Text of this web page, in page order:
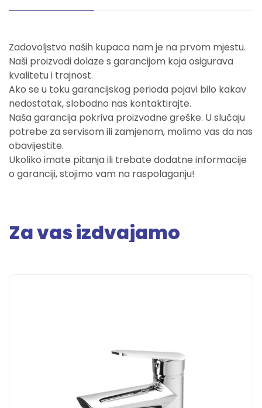
Zadovoljstvo naših kupaca nam je na prvom mjestu.
Naši proizvodi dolaze s garancijom koja osigurava
kvalitetu i trajnost.
Ako se u toku garancijskog perioda pojavi bilo kakav
nedostatak, slobodno nas kontaktirajte.
Naša garancija pokriva proizvodne greške. U slučaju
potrebe za servisom ili zamjenom, molimo vas da nas
obavijestite.
Ukoliko imate pitanja ili trebate dodatne informacije
o garanciji, stojimo vam na raspolaganju!
Za vas izdvajamo